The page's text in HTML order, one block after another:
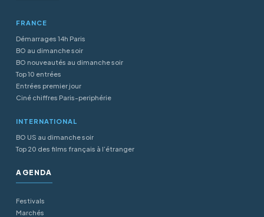
FRANCE
Démarrages 14h Paris
BO au dimanche soir
BO nouveautés au dimanche soir
Top 10 entrées
Entrées premier jour
Ciné chiffres Paris-periphérie
INTERNATIONAL
BO US au dimanche soir
Top 20 des films français à l’étranger
AGENDA
Festivals
Marchés